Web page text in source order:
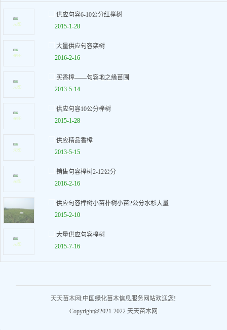
供应句容6-10公分红榉树
2015-1-28
大量供应句容栾树
2016-2-16
买香樟——句容地之缘苗圃
2013-5-14
供应句容10公分榉树
2015-1-28
供应精品香樟
2013-5-15
销售句容榉树2-12公分
2016-2-16
供应句容榉树小苗朴树小苗2公分水杉大量
2015-2-10
大量供应句容榉树
2015-7-16
天天苗木网 :中国绿化苗木信息服务网站欢迎您!
Copyright@2021-2022 天天苗木网